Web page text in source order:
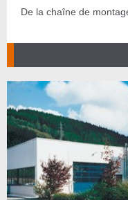
De la chaîne de